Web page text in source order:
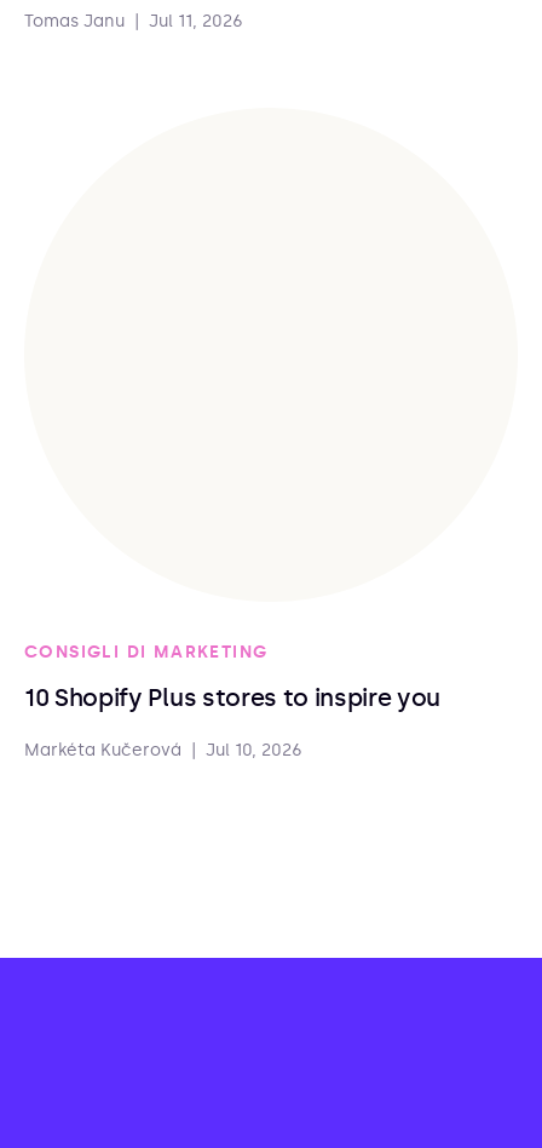
Tomas Janu Jul 11, 2026
CONSIGLI DI MARKETING
10 Shopify Plus stores to inspire you
Markéta Kučerová Jul 10, 2026